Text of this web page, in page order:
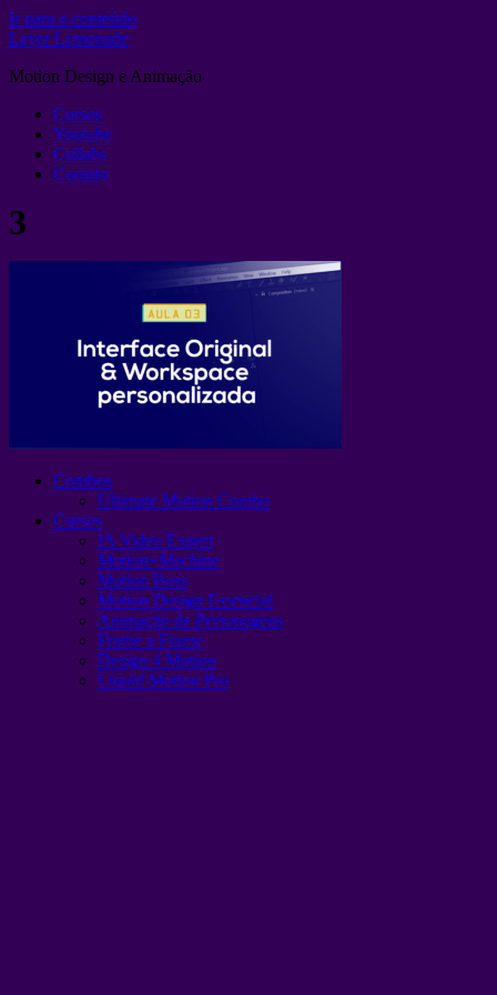
Ir para o conteúdo
Layer Lemonade
Motion Design e Animação
Cursos
Youtube
Collabs
Contato
3
Combos
Ultimate Motion Combo
Cursos
IA Video Expert
Motion+Machine
Motion Boss
Motion Design Essencial
Animação de Personagens
Frame a Frame
Design 4 Motion
Liquid Motion Pro